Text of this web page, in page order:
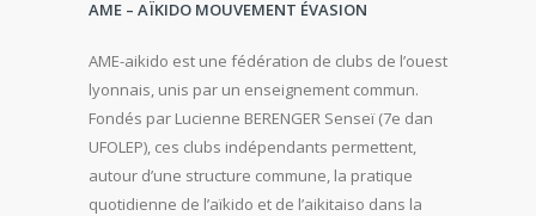
AME – AÏKIDO MOUVEMENT ÉVASION
AME-aikido est une fédération de clubs de l’ouest
lyonnais, unis par un enseignement commun.
Fondés par Lucienne BERENGER Senseï (7e dan
UFOLEP), ces clubs indépendants permettent,
autour d’une structure commune, la pratique
quotidienne de l’aïkido et de l’aikitaiso dans la